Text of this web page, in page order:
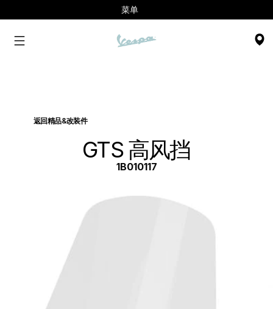
菜单
返回精品&改装件
GTS 高风挡
1B010117